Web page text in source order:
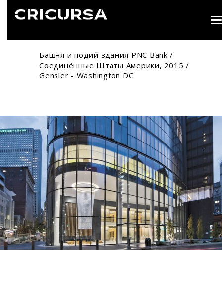
Башня и подий здания PNC Bank /
Соединённые Штаты Америки, 2015 /
Gensler - Washington DC